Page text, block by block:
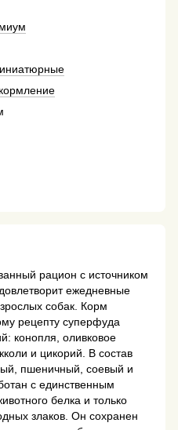
рацион с источником
ежедневные
собак. Корм
рецепту суперфуда
конопля, оливковое
и цикорий. В состав
пшеничный, соевый и
с единственным
белка и только
злаков. Он сохранен